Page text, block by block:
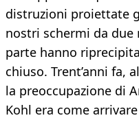
distruzioni proiettate
nostri schermi da due
parte hanno
chiuso. Trent’anni fa,
la preoccupazione di
Kohl era come